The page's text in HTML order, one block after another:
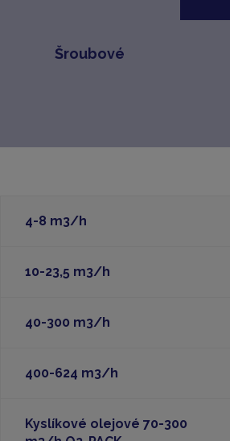
Šroubové
4-8 m3/h
10-23,5 m3/h
40-300 m3/h
400-624 m3/h
Kyslíkové olejové 70-300